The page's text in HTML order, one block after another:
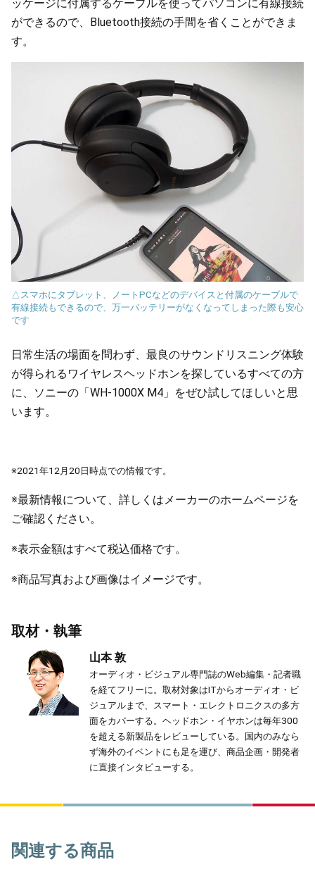
ッケージに付属するケーブルを使ってパソコンに有線接続
ができるので、Bluetooth接続の手間を省くことができま
す。
△スマホにタブレット、ノートPCなどのデバイスと付属のケーブルで
有線接続もできるので、万一バッテリーがなくなってしまった際も安心
です
日常生活の場面を問わず、最良のサウンドリスニング体験
が得られるワイヤレスヘッドホンを探しているすべての方
に、ソニーの「WH-1000X M4」をぜひ試してほしいと思
います。
※2021年12月20日時点での情報です。
※最新情報について、詳しくはメーカーのホームページを
ご確認ください。
※表示金額はすべて税込価格です。
※商品写真および画像はイメージです。
取材・執筆
山本 敦
オーディオ・ビジュアル専門誌のWeb編集・記者職
を経てフリーに。取材対象はITからオーディオ・ビ
ジュアルまで、スマート・エレクトロニクスの多方
面をカバーする。ヘッドホン・イヤホンは毎年300
を超える新製品をレビューしている。国内のみなら
ず海外のイベントにも足を運び、商品企画・開発者
に直接インタビューする。
関連する商品